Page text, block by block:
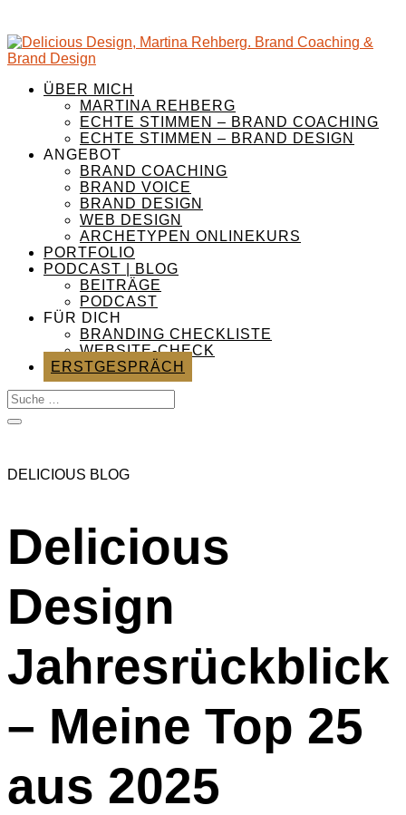
ÜBER MICH
MARTINA REHBERG
ECHTE STIMMEN – BRAND COACHING
ECHTE STIMMEN – BRAND DESIGN
ANGEBOT
BRAND COACHING
BRAND VOICE
BRAND DESIGN
WEB DESIGN
ARCHETYPEN ONLINEKURS
PORTFOLIO
PODCAST | BLOG
BEITRÄGE
PODCAST
FÜR DICH
BRANDING CHECKLISTE
WEBSITE-CHECK
ERSTGESPRÄCH
DELICIOUS BLOG
Delicious
Design
Jahresrückblick
– Meine Top 25
aus 2025